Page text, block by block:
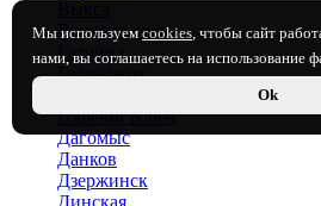
Мы используем cookies, чтобы сайт
нами, вы соглашаетесь на использование
Ok
Высокая гора
Гатчина
Геленджик
Горячий Ключ
Дагомыс
Данков
Дзержинск